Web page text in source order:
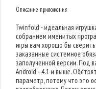
Описание приложения
Twinfold - идеальная
собранием именитых
игры вам хорошо бы
заказанные системное
заполученной версии. Под
Android - 4.1 и выше.
параметр, потому что это